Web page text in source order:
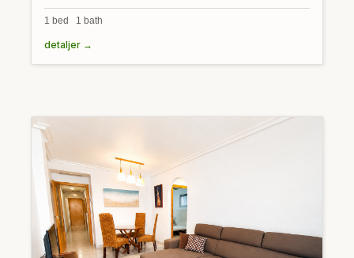
1 bed 1 bath
detaljer →